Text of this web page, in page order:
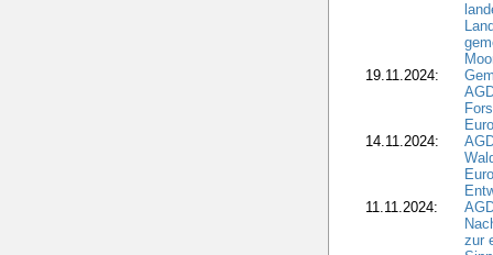
19.11.2024:
14.11.2024:
11.11.2024:
zur